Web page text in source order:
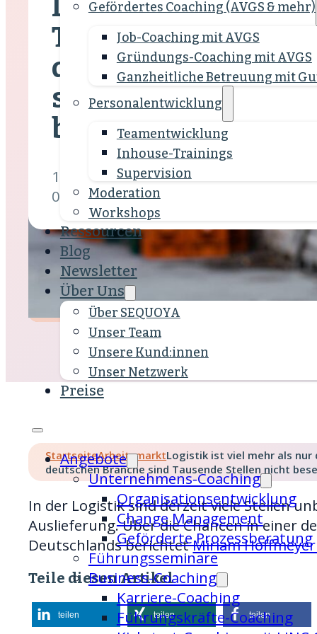
Gefördertes Coaching (AVGS & mehr)
Job-Coaching mit AVGS
Gründungs-Coaching mit AVGS
Ganzheitliche Betreuung mit
Personalentwicklung
Team­entwicklung
Inhouse-Trainings
Supervision
Moderation
Workshops
Ressourcen
Blog
Newsletter
Über Uns
Über SEQUOYA
Unser Team
Unsere Kund:innen
Unser Netzwerk
Preise
Angebote
Unternehmens-Coaching
Organisations­entwicklung
Change Management
Geförderte Prozessberatung
Führungsseminare
Business-Coaching
Karriere-Coaching
Führungskräfte-Coaching
Transport von
drittgrößten
sind Tausende
besetzt – das bietet
1 Min.
02.07.2021
StartseiteArbeitsmarktLogistik ist viel mehr als
deutschen Branche sind Tausende Stellen nicht
In der Logistik sind derzeit viele Stellen
Auslieferung. Über die Chancen in einer
Deutschlands berichtetMiriam
Teile diesen Artikel
teilen teilen teilen